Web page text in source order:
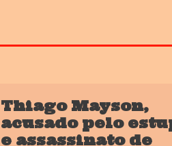
Thiago Mayson,
acusado pelo
e assassinato de